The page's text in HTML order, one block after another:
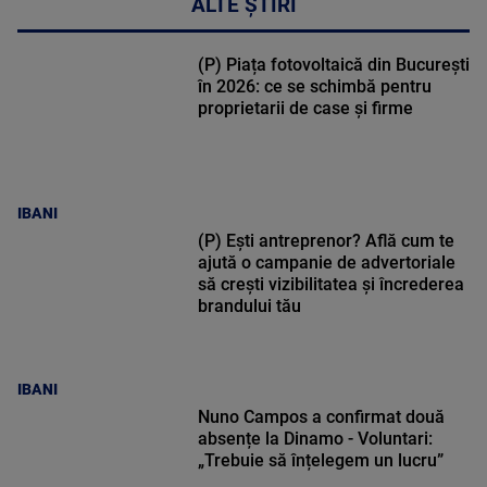
ALTE ȘTIRI
IBANI
(P) Piața fotovoltaică din București
în 2026: ce se schimbă pentru
proprietarii de case și firme
IBANI
(P) Ești antreprenor? Află cum te
ajută o campanie de advertoriale
să crești vizibilitatea și încrederea
brandului tău
Nuno Campos a confirmat două
absențe la Dinamo - Voluntari:
„Trebuie să înțelegem un lucru”